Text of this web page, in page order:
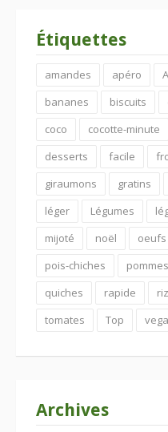
Étiquettes
amandes apéro
bananes
biscuits
coco
cocotte-minute
desserts
facile
giraumons
gratins
léger
Légumes
mijoté
noël oeufs
pois-chiches
quiches
rapide riz
tomates
Top
Archives